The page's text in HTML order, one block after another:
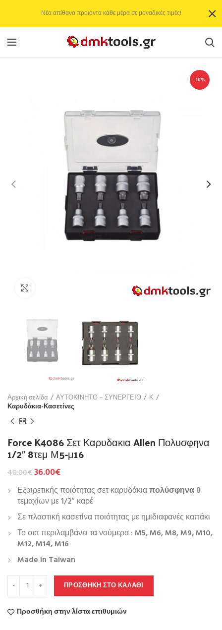
-10%
Αρχική σελίδα ΑΥΤΟΚΙΝΗΤΟ – ΣΥΝΕΡΓΕΙΟ
Κ
Καρυδάκια-Κασετίνες
Force K4086 Σετ Καρυδακια Allen Πολυσφηνα
1/2″ 8τεμ Μ5-μ16
40.00€36.00€
Εξαιρετικής ποιότητας σετ καρυδάκιαπολύσφηνα8
τεμαχίων με 1/2″ καρέ
Σε πλαστική κασετίνα ποιότητας με ημιδιαφανές καπάκι
Το σετ περιλαμβάνει τα νούμερα :M5, M6, M8, M9, M10,
M12, M14, M16
Made in Taiwan
ΠΡΟΣΘΉΚΗ ΣΤΟ ΚΑΛΆΘΙ
Προσθήκη στην λίστα επιθυμιών
Νέα απίθανα προιόντα κάθε μέρα σε μοναδικές τιμές!